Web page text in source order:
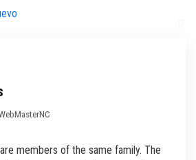
members of the same family. The